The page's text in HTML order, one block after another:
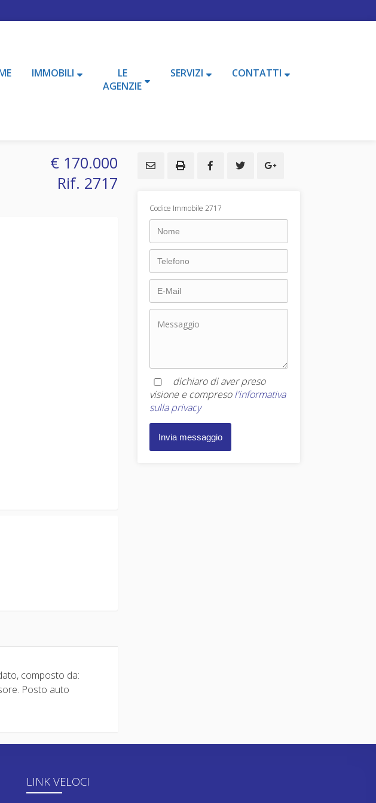
IMMOBILI
LE
AGENZIE
SERVIZI CONTATTI
€ 170.000
Rif. 2717
composto da:
Posto auto
Codice Immobile 2717
dichiaro di aver preso
visione e compresol'informativa
sulla privacy
LINK VELOCI